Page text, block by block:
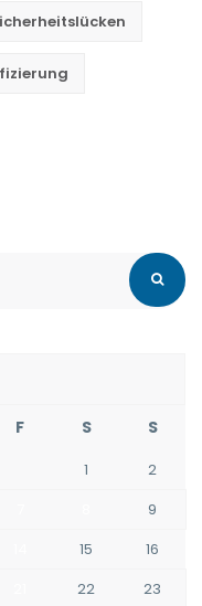
F S S
1
2
9
15
16
22
23